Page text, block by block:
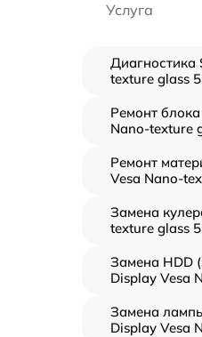
Услуга
Диагностика
texture glass
Ремонт
Nano-texture
Ремонт
Vesa Nano-
Замена
texture glass
Замена HDD
Display Vesa
Замена
Display Vesa